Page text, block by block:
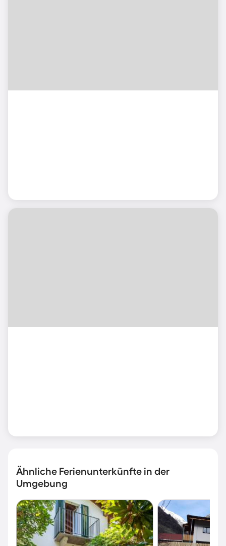
Ähnliche Ferienunterkünfte in der
Umgebung